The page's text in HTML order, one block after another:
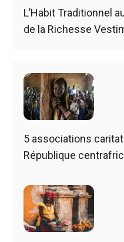
L’Habit Traditionnel
de la Richesse
5 associations
République